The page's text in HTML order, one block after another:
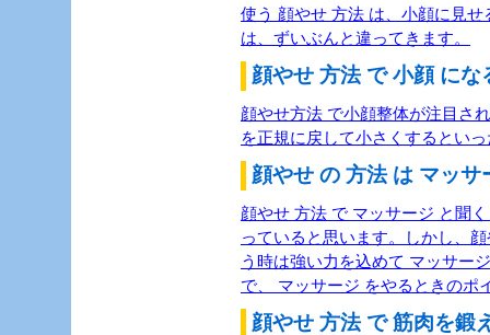
使う 顔やせ 方法 は、小顔に見
は、ずいぶんと違ってきます。
顔やせ 方法 で 小顔 に
顔やせ方法 で小顔整体が注目さ
を正規に戻して小さくするとい
顔やせ の 方法 は マッ
顔やせ 方法 で マッサージ と聞
っていると思います。しかし
う時は強い力を込めて マッサー
で、 マッサージ をやるときのポ
顔やせ 方法 で 筋肉を鍛